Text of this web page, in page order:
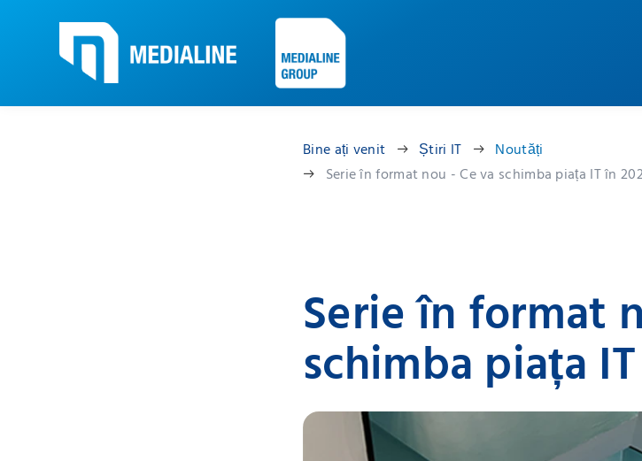
Bine ați venit Știri IT
Noutăți
Serie în format nou - Ce va schimba piața IT în
Serie în format
schimba piața